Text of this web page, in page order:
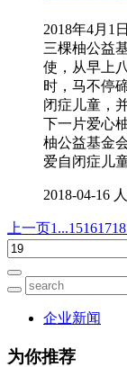
2018年4月1
三棵柚公益
使，从早上
时，马不停
闭症儿童，
下一片爱心
柚公益基金
爱自闭症儿
2018-04-16
上一页1...15161718
企业新闻
为你推荐